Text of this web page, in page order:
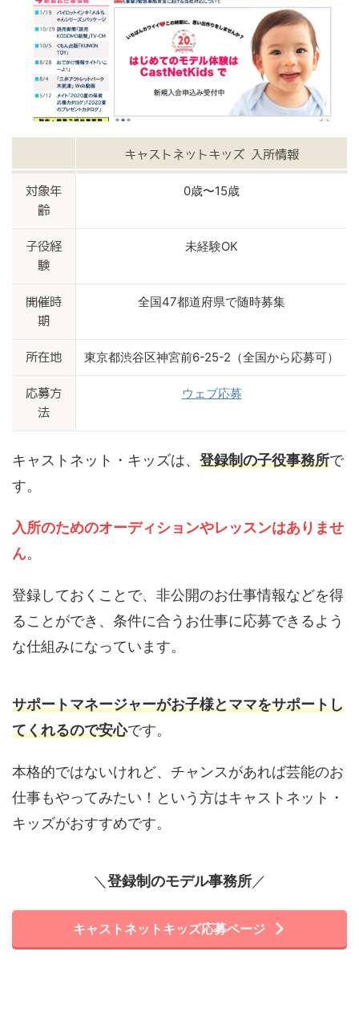
キャストネットキッズ 入所情報
対象年
齢
0歳〜15歳
子役経
験
未経験OK
開催時
期
全国47都道府県で随時募集
所在地 東京都渋谷区神宮前6-25-2（全国から応募可）
応募方
法
ウェブ応募
キャストネット・キッズは、 登録制の子役事務所で
す。
入所のためのオーディションやレッスンはありませ
ん。
登録しておくことで、非公開のお仕事情報などを得
ることができ、条件に合うお仕事に応募できるよう
な仕組みになっています。
サポートマネージャーがお子様とママをサポートし
てくれるので安心です。
本格的ではないけれど、チャンスがあれば芸能のお
仕事もやってみたい！という方はキャストネット・
キッズがおすすめです。
＼ 登録制のモデル事務所／
キャストネットキッズ応募ページ